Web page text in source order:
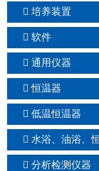
培养装置
软件
通用仪器
恒温器
低温恒温器
水浴、油浴、
分析检测仪器